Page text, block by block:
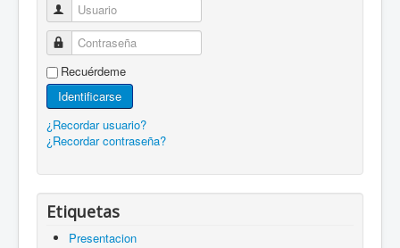
Usuario
Contraseña
Recuérdeme
Identificarse
¿Recordar usuario?
¿Recordar contraseña?
Etiquetas
Presentacion